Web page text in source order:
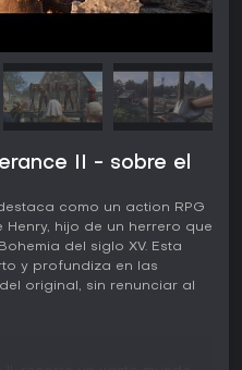
II - sobre el
como un action RPG
Henry, hijo de un herrero que
del siglo XV. Esta
y profundiza en las
original, sin renunciar al